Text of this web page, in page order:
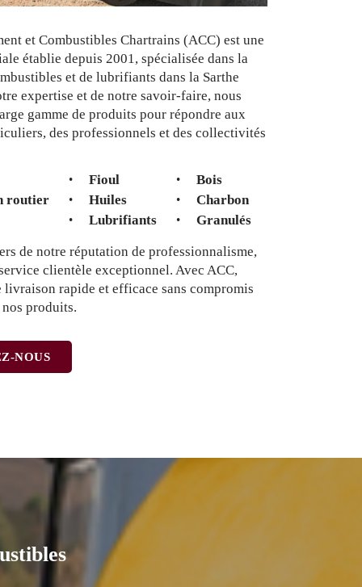
et Combustibles Chartrains (ACC) est une
établie depuis 2001, spécialisée dans la
et de lubrifiants dans la Sarthe
expertise et de notre savoir-faire, nous
gamme de produits pour répondre aux
des professionnels et des collectivités
Fioul
Bois
routier
Huiles
Charbon
Lubrifiants Granulés
de notre réputation de professionnalisme,
clientèle exceptionnel. Avec ACC,
livraison rapide et efficace sans compromis
produits.
NOUS